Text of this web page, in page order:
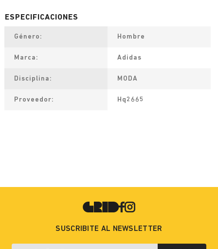
Género Hombre
Marca Adidas
Disciplina MODA
Proveedor Hq2665
SUSCRIBITE AL NEWSLETTER